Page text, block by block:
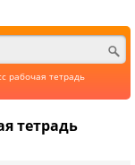
рабочая тетрадь
тетрадь